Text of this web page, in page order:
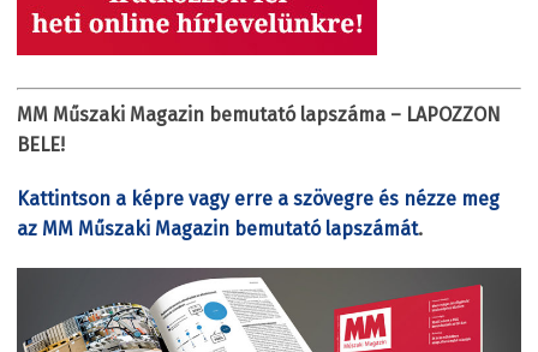
MM Műszaki Magazin bemutató lapszáma – LAPOZZON
BELE!
Kattintson a képre vagy erre a szövegre és nézze meg
az MM Műszaki Magazin bemutató lapszámát.